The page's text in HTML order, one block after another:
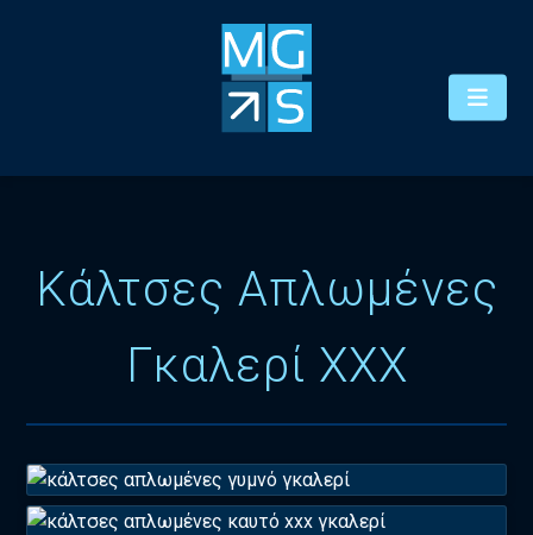
Κάλτσες Απλωμένες
Γκαλερί XXX